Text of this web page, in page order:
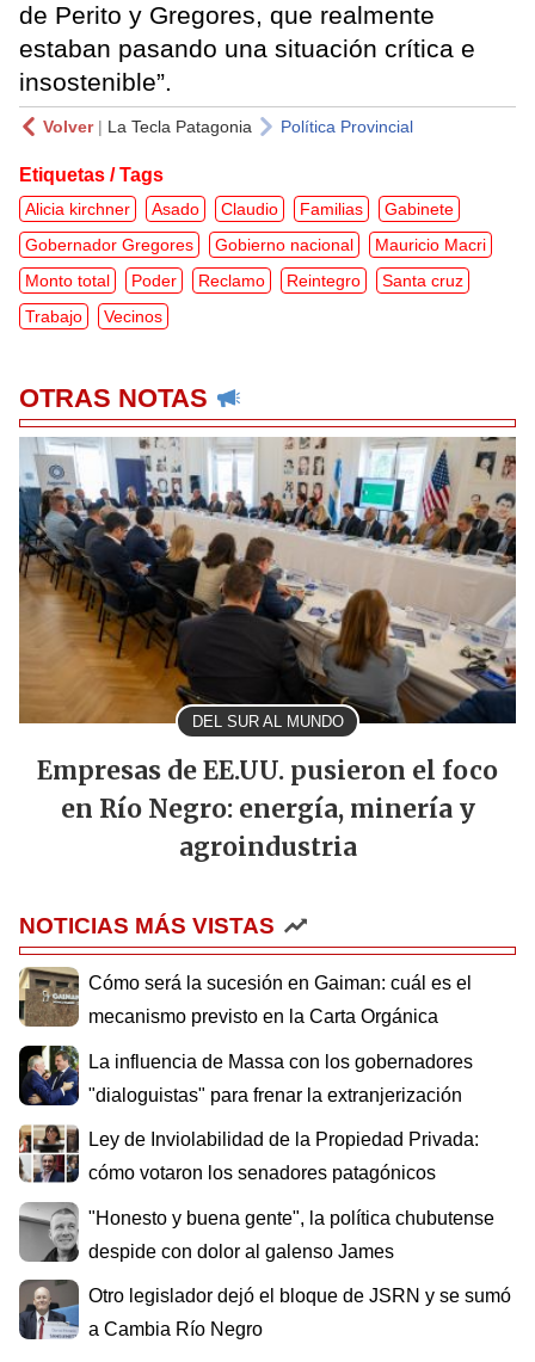
de Perito y Gregores, que realmente
estaban pasando una situación crítica e
insostenible”.
Volver| La Tecla Patagonia Política Provincial
Etiquetas / Tags
Alicia kirchner Asado Claudio Familias
Gabinete
Gobernador Gregores
Gobierno nacional
Mauricio Macri
Monto total
Poder Reclamo Reintegro
Santa cruz
Trabajo
Vecinos
OTRAS NOTAS
DEL SUR AL MUNDO
Empresas de EE.UU. pusieron el foco
en Río Negro: energía, minería y
agroindustria
NOTICIAS MÁS VISTAS
Cómo será la sucesión en Gaiman: cuál es el
mecanismo previsto en la Carta Orgánica
La influencia de Massa con los gobernadores
"dialoguistas" para frenar la extranjerización
Ley de Inviolabilidad de la Propiedad Privada:
cómo votaron los senadores patagónicos
"Honesto y buena gente", la política chubutense
despide con dolor al galenso James
Otro legislador dejó el bloque de JSRN y se sumó
a Cambia Río Negro